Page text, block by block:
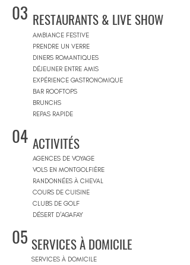
03 RESTAURANTS & LIVE SHOW
AMBIANCE FESTIVE
PRENDRE UN VERRE
DINERS ROMANTIQUES
DÉJEUNER ENTRE AMIS
EXPÉRIENCE GASTRONOMIQUE
BAR ROOFTOPS
BRUNCHS
REPAS RAPIDE
04 ACTIVITÉS
AGENCES DE VOYAGE
VOLS EN MONTGOLFIÈRE
RANDONNÉES À CHEVAL
COURS DE CUISINE
CLUBS DE GOLF
DÉSERT D'AGAFAY
05 SERVICES À DOMICILE
SERVICES À DOMICILE